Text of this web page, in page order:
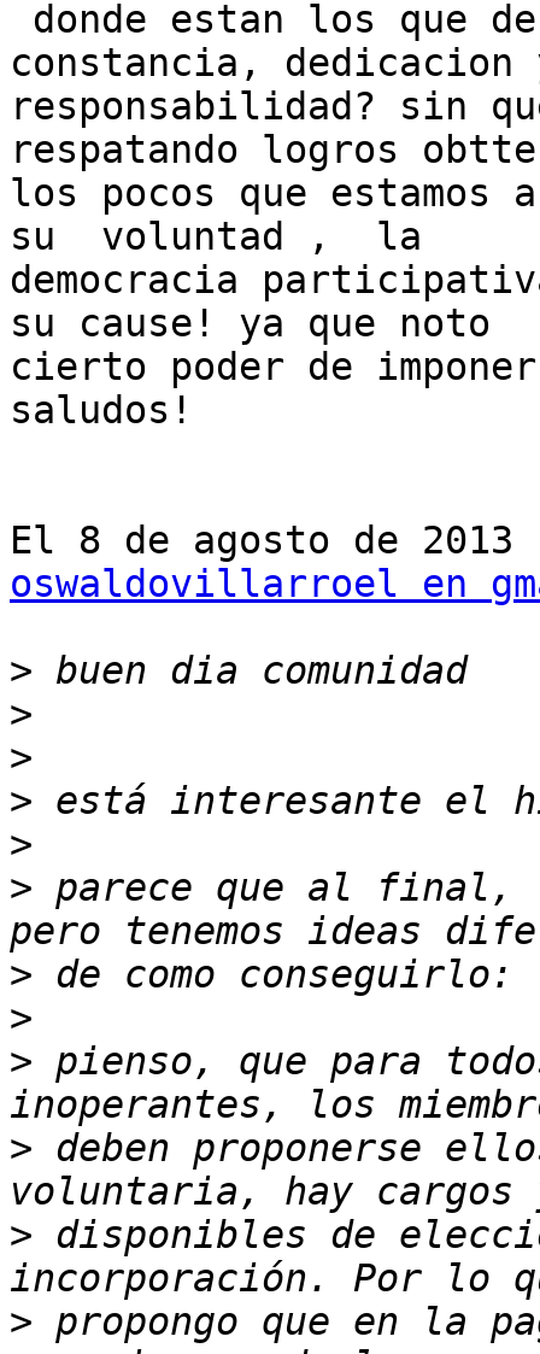
constancia, dedicacion
responsabilidad? sin
respatando logros
los pocos que
su  voluntad ,  la
democracia
su cause! ya que noto
cierto poder de
saludos!
oswaldovillarroel en
>
>
>
>
>
> parece que al final,
>
>
> pienso, que para
> deben proponerse
> disponibles de
> propongo que en la